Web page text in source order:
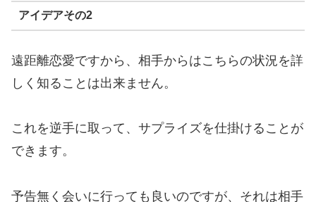
アイデアその2
遠距離恋愛ですから、相手からはこちらの状況を詳
しく知ることは出来ません。
これを逆手に取って、サプライズを仕掛けることが
できます。
予告無く会いに行っても良いのですが、それは相手